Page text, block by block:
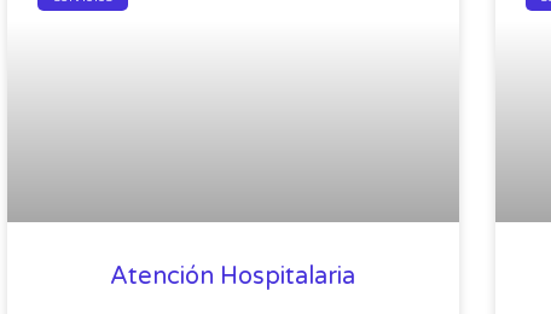
Atención Hospitalaria